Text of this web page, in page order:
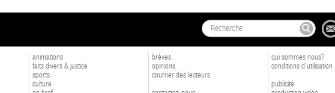
animations
faits divers & justice
sports
culture
brèves
opinions
courrier des lecteurs
qui sommes nous?
conditions d'utilisation
publicité